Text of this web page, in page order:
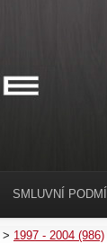
> 1997 - 2004 (986)
SMLUVNÍ